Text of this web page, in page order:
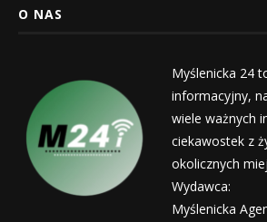
O NAS
Myślenicka 24
informacyjny,
wiele ważnych
ciekawostek z
okolicznych
Wydawca:
Myślenicka